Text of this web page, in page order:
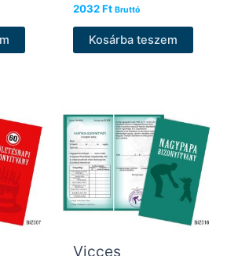
2032Ft Bruttó
Kosárba teszem
Vicces